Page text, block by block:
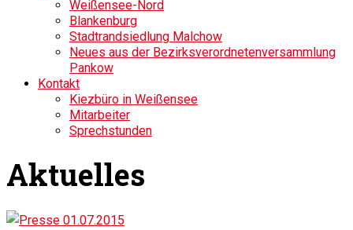
Weißensee-Nord
Blankenburg
Stadtrandsiedlung Malchow
Neues aus der Bezirksverordnetenversammlung
Pankow
Kontakt
Kiezbüro in Weißensee
Mitarbeiter
Sprechstunden
Aktuelles